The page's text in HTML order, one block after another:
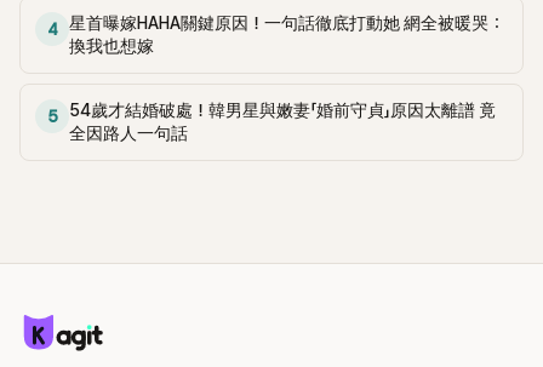
4
星首曝嫁HAHA關鍵原因！一句話徹底打動她 網全被暖哭：
換我也想嫁
5
54歲才結婚破處！韓男星與嫩妻「婚前守貞」原因太離譜 竟
全因路人一句話